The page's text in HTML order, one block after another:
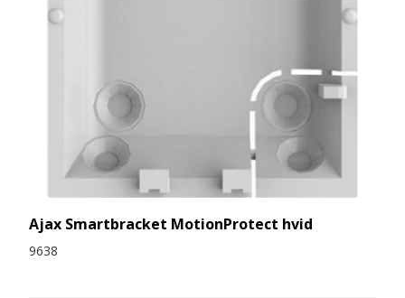
Ajax Smartbracket MotionProtect hvid
9638